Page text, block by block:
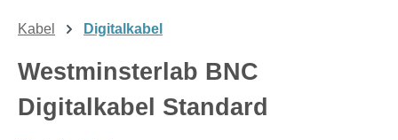
Kabel Digitalkabel
Westminsterlab BNC
Digitalkabel Standard